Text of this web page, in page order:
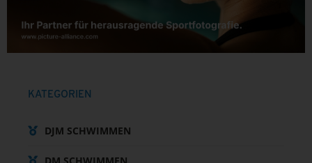
KATEGORIEN
DJM SCHWIMMEN